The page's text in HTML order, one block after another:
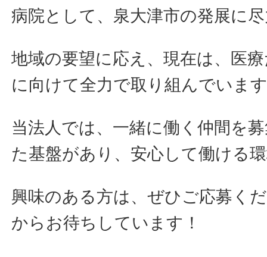
病院として、泉大津市の発展に
地域の要望に応え、現在は、医
に向けて全力で取り組んでいま
当法人では、一緒に働く仲間を
た基盤があり、安心して働ける
興味のある方は、ぜひご応募く
からお待ちしています！